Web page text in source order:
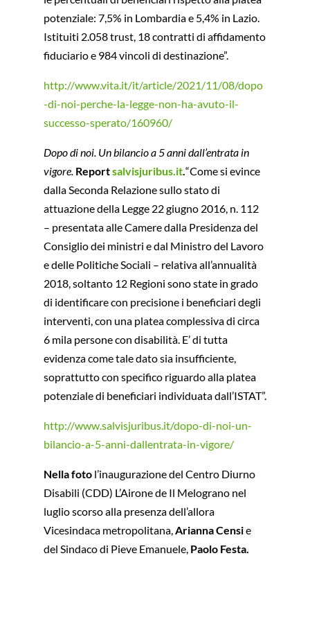
potenziale: 7,5% in Lombardia e 5,4% in Lazio.
Istituiti 2.058 trust, 18 contratti di affidamento
fiduciario e 984 vincoli di destinazione”.
http://www.vita.it/it/article/2021/11/08/dopo
-di-noi-perche-la-legge-non-ha-avuto-il-
successo-sperato/160960/
Dopo di noi. Un bilancio a 5 anni dall’entrata in
vigore. Reportsalvisjuribus.it.“Come si evince
dalla Seconda Relazione sullo stato di
attuazione della Legge 22 giugno 2016, n. 112
– presentata alle Camere dalla Presidenza del
Consiglio dei ministri e dal Ministro del Lavoro
e delle Politiche Sociali – relativa all’annualità
2018, soltanto 12 Regioni sono state in grado
di identificare con precisione i beneficiari degli
interventi, con una platea complessiva di circa
6 mila persone con disabilità. E’ di tutta
evidenza come tale dato sia insufficiente,
soprattutto con specifico riguardo alla platea
potenziale di beneficiari individuata dall’ISTAT”.
http://www.salvisjuribus.it/dopo-di-noi-un-
bilancio-a-5-anni-dallentrata-in-vigore/
Nella fotol’inaugurazione del Centro Diurno
Disabili (CDD) L’Airone de Il Melograno nel
luglio scorso alla presenza dell’allora
Vicesindaca metropolitana,Arianna Censie
del Sindaco di Pieve Emanuele, Paolo Festa.